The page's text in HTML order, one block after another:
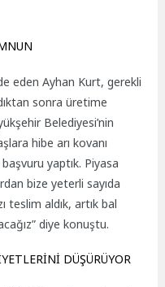
eden Ayhan Kurt, gerekli
sonra üretime
Belediyesi’nin
hibe arı kovanı
yaptık. Piyasa
bize yeterli sayıda
teslim aldık, artık bal
diye konuştu.
DÜŞÜRÜYOR